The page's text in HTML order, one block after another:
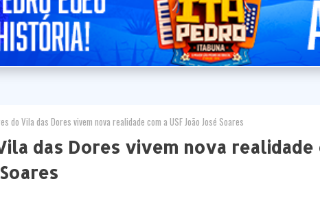
do Vila das Dores vivem nova realidade com a USF João José Soares
das Dores vivem nova realidade